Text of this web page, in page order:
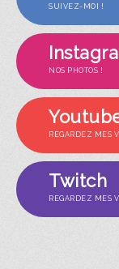
SUIVEZ-MOI !
NOS PHOTOS !
REGARDEZ MES
Twitch
REGARDEZ MES